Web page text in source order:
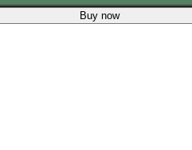
Buy now